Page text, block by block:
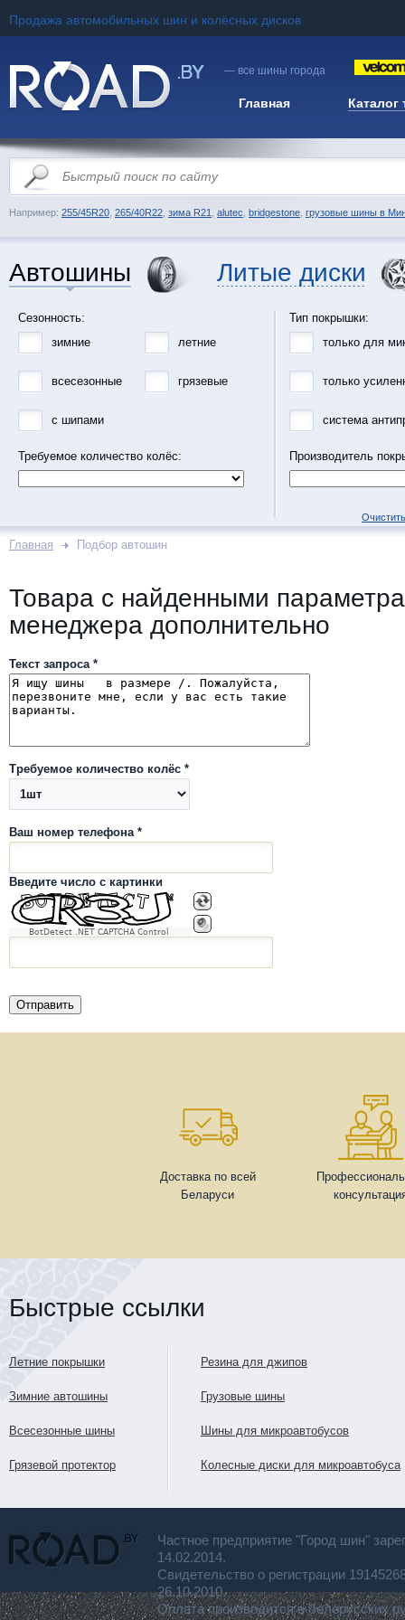
Продажа автомобильных шин и колёсных дисков
— все шины города
Главная Каталог
Например: 255/45R20 265/40R22 зима R21 alutec bridgestone грузовые шины в
Автошины Литые диски
Сезонность:
зимние
летние
всесезонные грязевые
с шипами
Требуемое количество колёс:
Тип покрышки:
только для
только
система
Производитель
Главная Подбор автошин
Товара с найденными
менеджера дополнительно
Текст запроса *
Требуемое количество колёс *
Ваш номер телефона *
Введите число с картинки
BotDetect .NET CAPTCHA Control
Доставка по всей
Беларуси
Быстрые ссылки
Летние покрышки
Зимние автошины
Всесезонные шины
Грязевой протектор
Резина для джипов
Грузовые шины
Шины для микроавтобусов
Колесные диски для микроавтобуса
Частное предприятие "Город шин"
14.02.2014.
Свидетельство о регистрации
26.10.2010.
Оплата производится в белорусских